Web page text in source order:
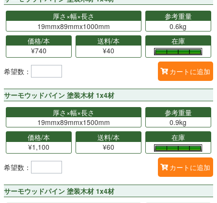
厚さ×幅×長さ
19mmx89mmx1000mm
参考重量
0.6kg
価格/本
¥740
送料/本
¥40
在庫
希望数： カートに追加
サーモウッドパイン 塗装木材 1x4材
厚さ×幅×長さ
19mmx89mmx1500mm
参考重量
0.9kg
価格/本
¥1,100
送料/本
¥60
在庫
希望数： カートに追加
サーモウッドパイン 塗装木材 1x4材